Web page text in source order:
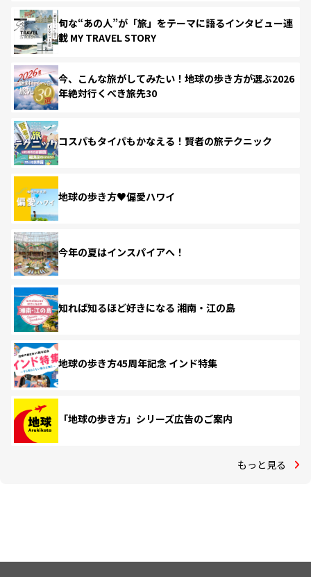
旬な“あの人”が「旅」をテーマに語るインタビュー連
載 MY TRAVEL STORY
今、こんな旅がしてみたい！地球の歩き方が選ぶ2026
年絶対行くべき旅先30
コスパもタイパもかなえる！賢者の旅テクニック
地球の歩き方♥偏愛ハワイ
今年の夏はインスパイアへ！
知れば知るほど好きになる 湘南・江の島
地球の歩き方45周年記念 インド特集
「地球の歩き方」シリーズ広告のご案内
もっと見る